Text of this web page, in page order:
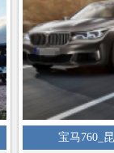
宝马760_